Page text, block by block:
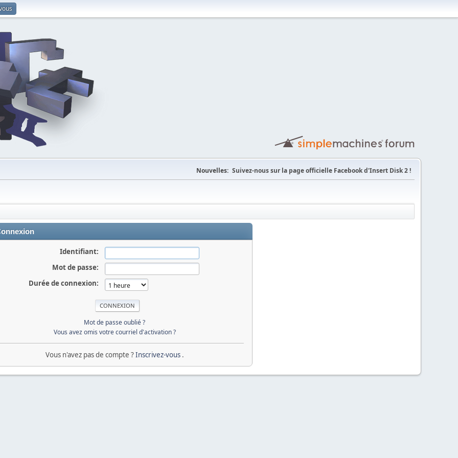
Nouvelles: Suivez-nous sur la page officielle Facebook d'Insert Disk 2 !
Identifiant:
Mot de passe:
Durée de connexion:
Mot de passe oublié ?
Vous avez omis votre courriel d'activation ?
Vous n'avez pas de compte ?Inscrivez-vous .